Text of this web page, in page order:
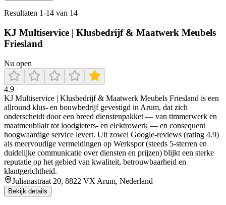
Resultaten 1-14 van 14
KJ Multiservice | Klusbedrijf & Maatwerk Meubels
Friesland
Nu open
4.9
KJ Multiservice | Klusbedrijf & Maatwerk Meubels Friesland is een
allround klus- en bouwbedrijf gevestigd in Arum, dat zich
onderscheidt door een breed dienstenpakket — van timmerwerk en
maatmeubilair tot loodgieters- en elektrowerk — en consequent
hoogwaardige service levert. Uit zowel Google‑reviews (rating 4.9)
als meervoudige vermeldingen op Werkspot (steeds 5‑sterren en
duidelijke communicatie over diensten en prijzen) blijkt een sterke
reputatie op het gebied van kwaliteit, betrouwbaarheid en
klantgerichtheid.
Julianastraat 20, 8822 VX Arum, Nederland
Bekijk details